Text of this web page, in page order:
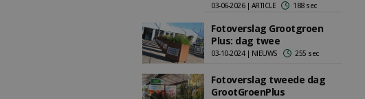
03-06-2026 | ARTICLE 188 sec
Fotoverslag Grootgroen
Plus: dag twee
03-10-2024 | NIEUWS 255 sec
Fotoverslag tweede dag
GrootGroenPlus